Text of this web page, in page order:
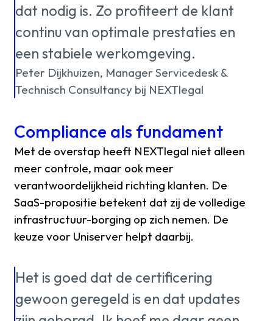
dat nodig is. Zo profiteert de klant
continu van optimale prestaties en
een stabiele werkomgeving.
Peter Dijkhuizen, Manager Servicedesk &
Technisch Consultancy bij NEXTlegal
Compliance als fundament
Met de overstap heeft NEXTlegal niet alleen
meer controle, maar ook meer
verantwoordelijkheid richting klanten. De
SaaS-propositie betekent dat zij de volledige
infrastructuur-borging op zich nemen. De
keuze voor Uniserver helpt daarbij.
Het is goed dat de certificering
gewoon geregeld is en dat updates